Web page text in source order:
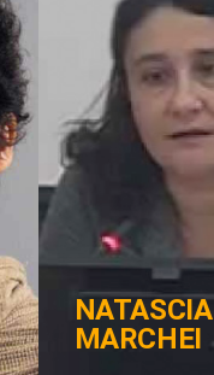
NATASCIA
MARCHEI